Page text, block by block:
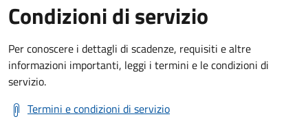
Condizioni di servizio
Per conoscere i dettagli di scadenze, requisiti e altre
informazioni importanti, leggi i termini e le condizioni di
servizio.
Termini e condizioni di servizio